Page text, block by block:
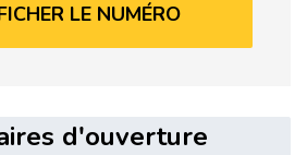
LE NUMÉRO
d'ouverture